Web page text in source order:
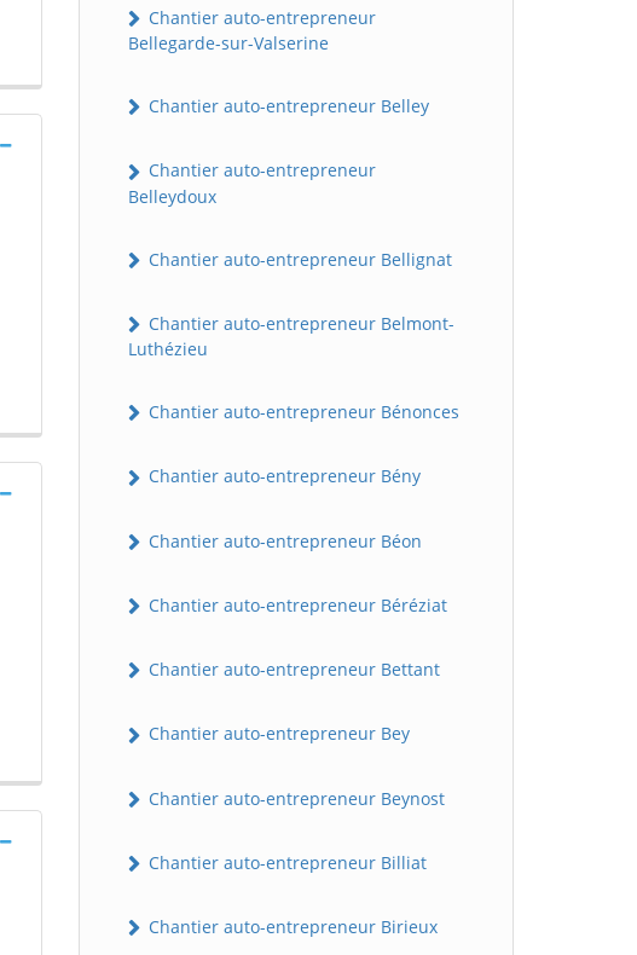
Chantier auto-entrepreneur
Bellegarde-sur-Valserine
Chantier auto-entrepreneur Belley
Chantier auto-entrepreneur
Belleydoux
Chantier auto-entrepreneur Bellignat
Chantier auto-entrepreneur Belmont-
Luthézieu
Chantier auto-entrepreneur Bénonces
Chantier auto-entrepreneur Bény
Chantier auto-entrepreneur Béon
Chantier auto-entrepreneur Béréziat
Chantier auto-entrepreneur Bettant
Chantier auto-entrepreneur Bey
Chantier auto-entrepreneur Beynost
Chantier auto-entrepreneur Billiat
Chantier auto-entrepreneur Birieux